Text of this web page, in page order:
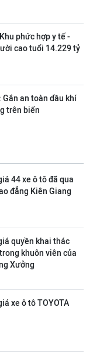
phức hợp y tế -
cao tuổi 14.229 tỷ
an toàn dầu khí
trên biển
44 xe ô tô đã qua
đẳng Kiên Giang
quyền khai thác
khuôn viên của
Xưởng
xe ô tô TOYOTA